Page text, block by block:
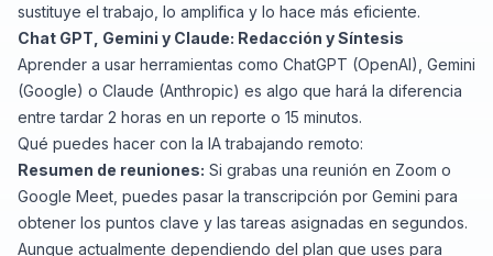
sustituye el trabajo, lo amplifica y lo hace más eficiente.
Chat GPT, Gemini y Claude: Redacción y Síntesis
Aprender a usar herramientas como ChatGPT (OpenAI), Gemini
(Google) o Claude (Anthropic) es algo que hará la diferencia
entre tardar 2 horas en un reporte o 15 minutos.
Qué puedes hacer con la IA trabajando remoto:
Resumen de reuniones: Si grabas una reunión en Zoom o
Google Meet, puedes pasar la transcripción por Gemini para
obtener los puntos clave y las tareas asignadas en segundos.
Aunque actualmente dependiendo del plan que uses para